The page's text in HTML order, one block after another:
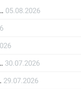
05.08.2026
30.07.2026
29.07.2026